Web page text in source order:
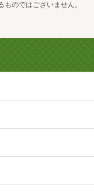
のではございません。